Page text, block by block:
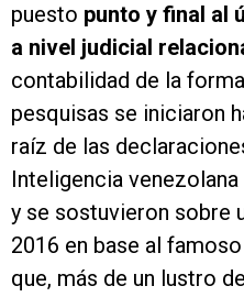
puesto punto y final al
a nivel judicial
contabilidad de la
pesquisas se iniciaron
raíz de las
Inteligencia
y se sostuvieron sobre
2016 en base al famoso
que, más de un lustro